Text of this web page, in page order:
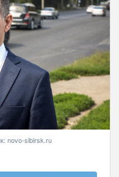
novo-sibirsk.ru